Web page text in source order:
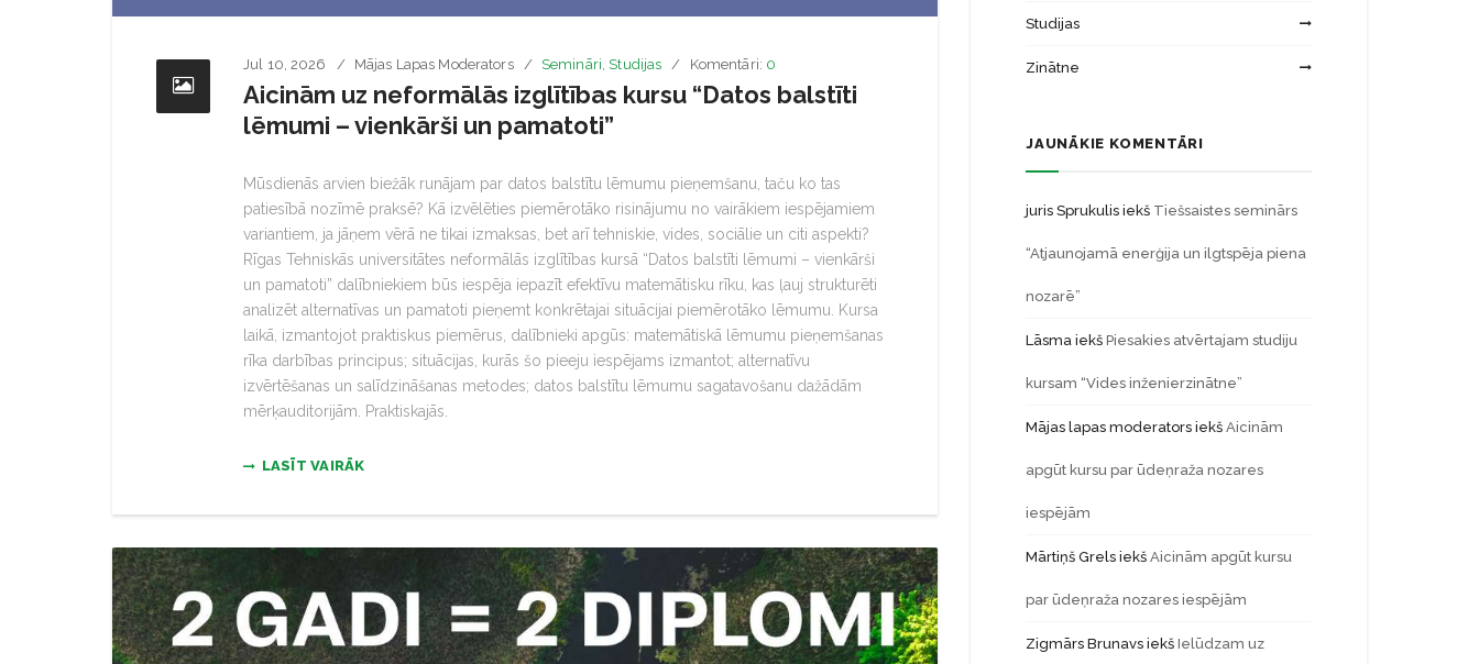
Jul 10, 2026 Mājas Lapas Moderators Semināri, Studijas Komentāri: 0
Aicinām uz neformālās izglītības kursu “Datos balstīti
lēmumi – vienkārši un pamatoti”
Mūsdienās arvien biežāk runājam par datos balstītu lēmumu pieņemšanu, taču ko tas
patiesībā nozīmē praksē? Kā izvēlēties piemērotāko risinājumu no vairākiem iespējamiem
variantiem, ja jāņem vērā ne tikai izmaksas, bet arī tehniskie, vides, sociālie un citi aspekti?
Rīgas Tehniskās universitātes neformālās izglītības kursā “Datos balstīti lēmumi – vienkārši
un pamatoti” dalībniekiem būs iespēja iepazīt efektīvu matemātisku rīku, kas ļauj strukturēti
analizēt alternatīvas un pamatoti pieņemt konkrētajai situācijai piemērotāko lēmumu. Kursa
laikā, izmantojot praktiskus piemērus, dalībnieki apgūs: matemātiskā lēmumu pieņemšanas
rīka darbības principus; situācijas, kurās šo pieeju iespējams izmantot; alternatīvu
izvērtēšanas un salīdzināšanas metodes; datos balstītu lēmumu sagatavošanu dažādām
mērķauditorijām. Praktiskajās.
LASĪT VAIRĀK
Studijas
Zinātne
JAUNĀKIE KOMENTĀRI
juris Sprukulis iekš Tiešsaistes seminārs
“Atjaunojamā enerģija un ilgtspēja piena
nozarē”
Lāsma iekš Piesakies atvērtajam studiju
kursam “Vides inženierzinātne”
Mājas lapas moderators iekš Aicinām
apgūt kursu par ūdeņraža nozares
iespējām
Mārtiņš Grels iekš Aicinām apgūt kursu
par ūdeņraža nozares iespējām
Zigmārs Brunavs iekš Ielūdzam uz